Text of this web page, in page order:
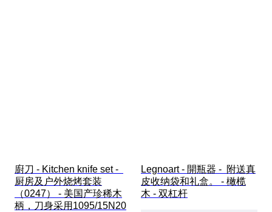
廚刀 - Kitchen knife set -
厨房及户外烧烤套装
（0247） - 美国产珍稀木
柄，刀身采用1095/15N20
Legnoart - 開瓶器 -  附送真
皮收纳袋和礼盒。 - 橄榄
木 - 双杠杆